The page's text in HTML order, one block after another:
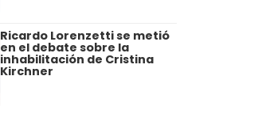
Ricardo Lorenzetti se metió
en el debate sobre la
inhabilitación de Cristina
Kirchner